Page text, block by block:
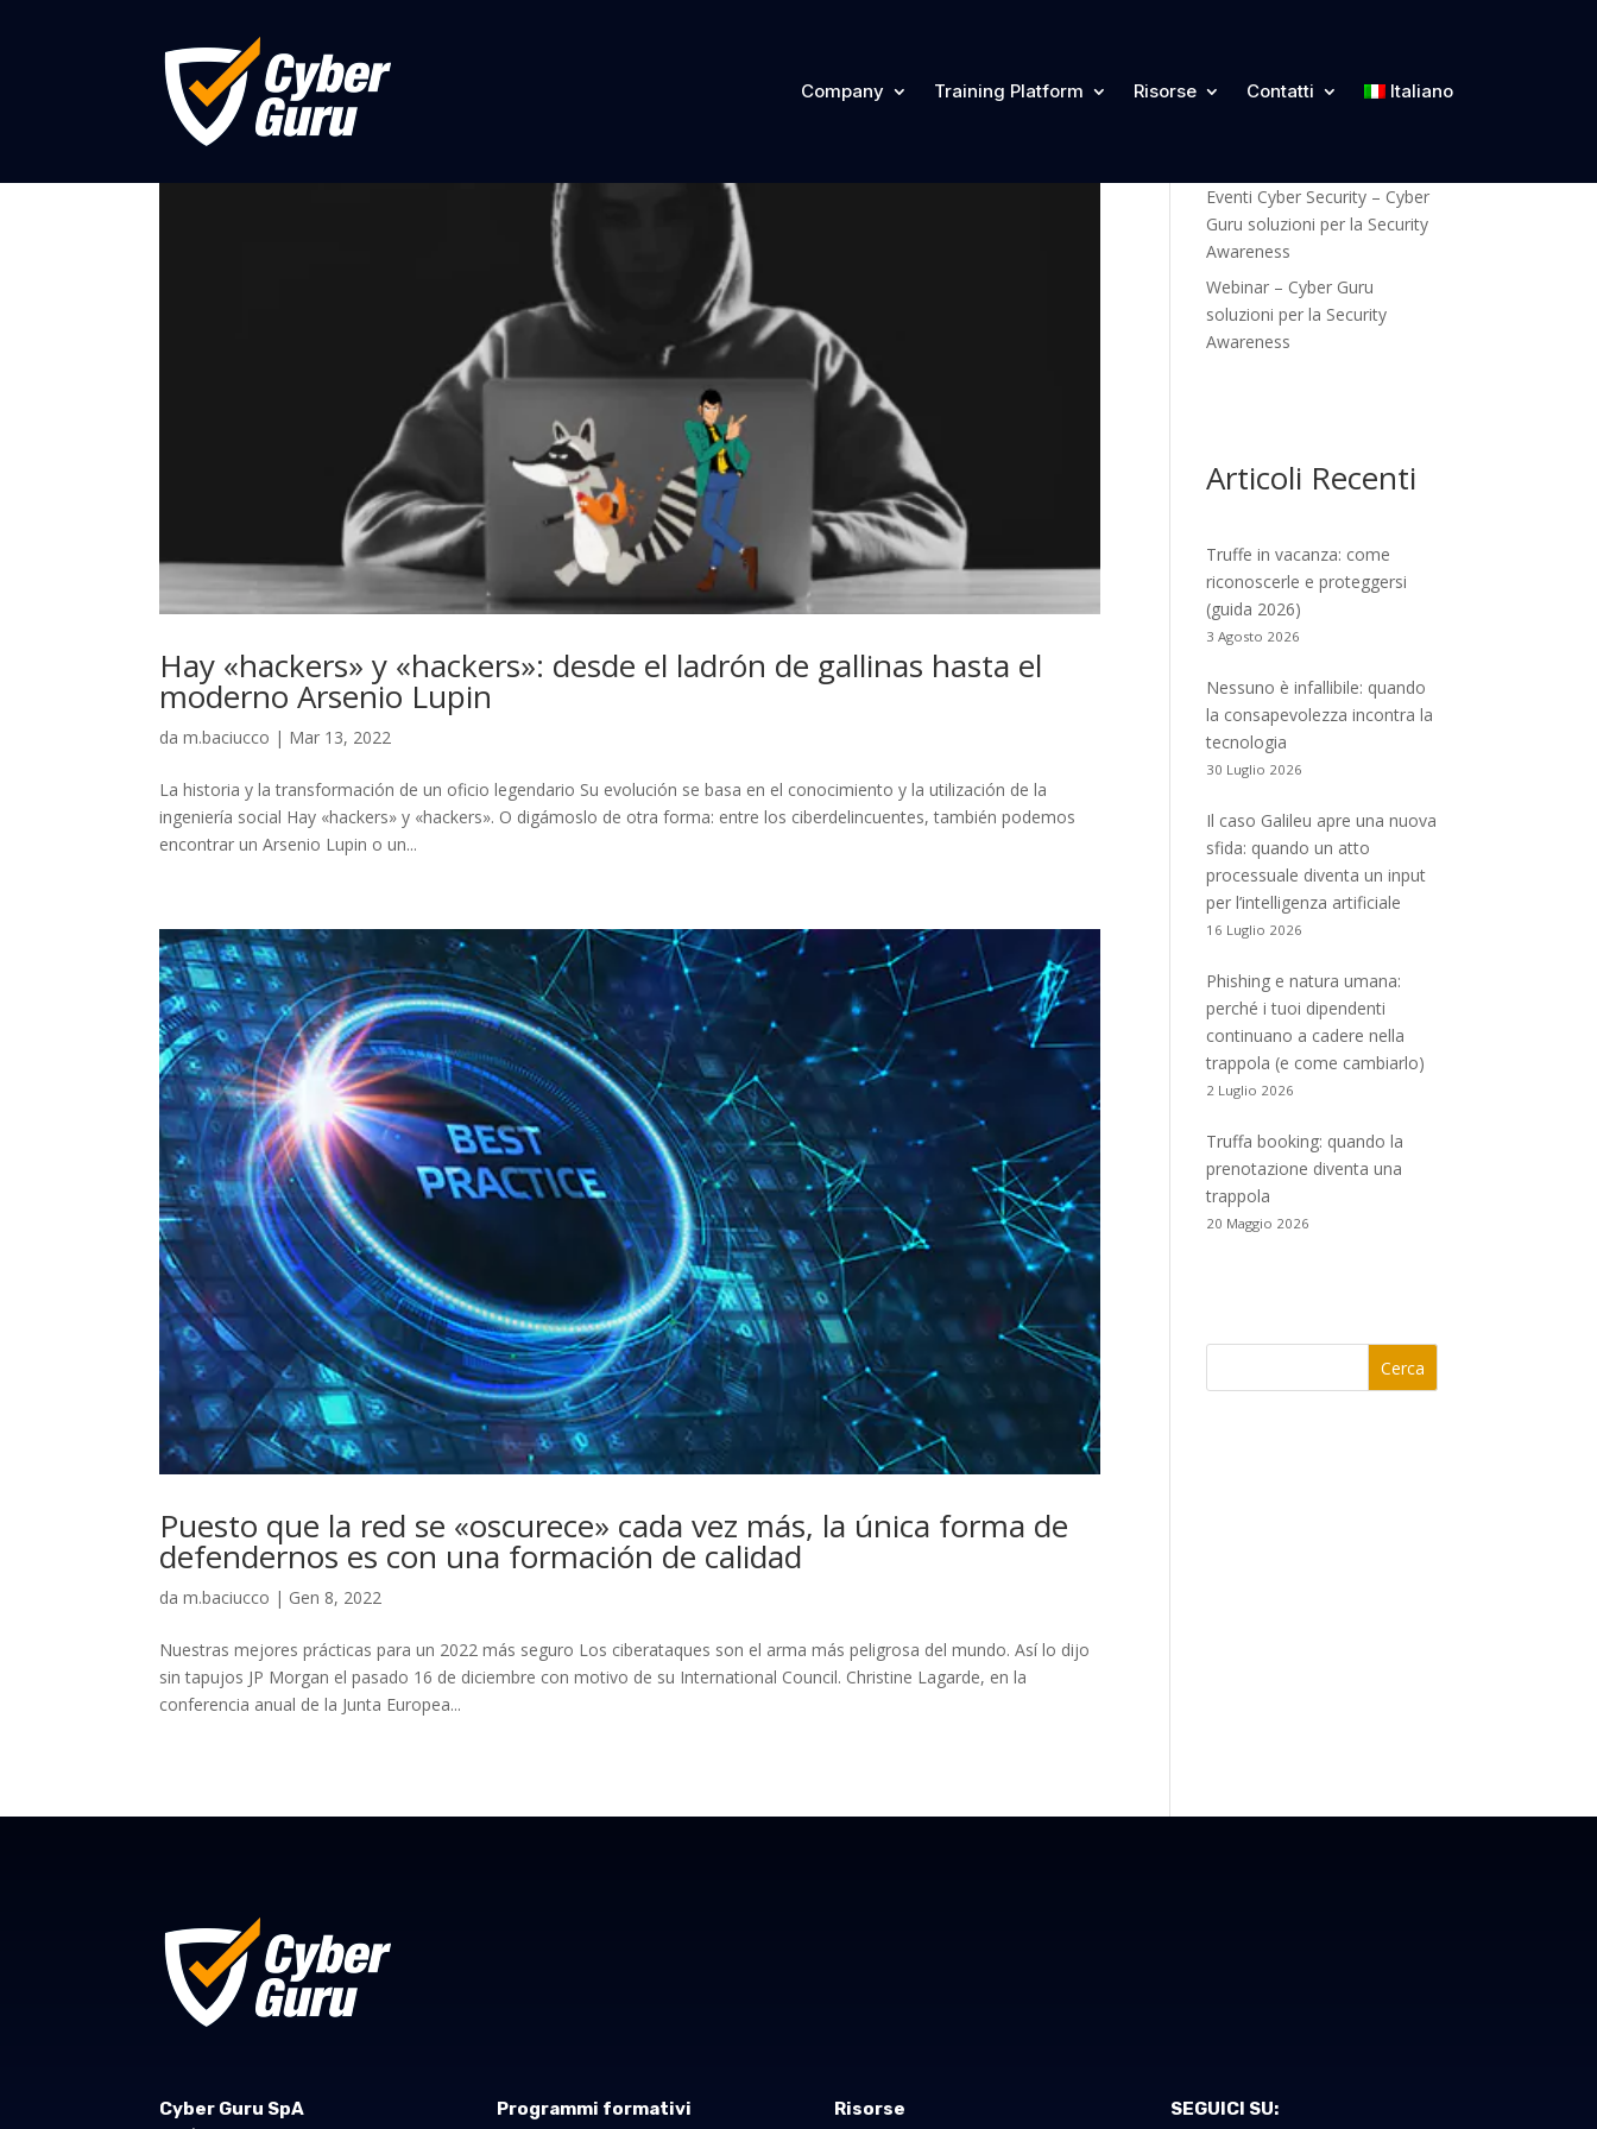
Company Training Platform Risorse Contatti Italiano
Hay «hackers» y «hackers»: desde el ladrón de gallinas hasta el
moderno Arsenio Lupin
dam.baciucco | Mar 13, 2022
La historia y la transformación de un oficio legendario Su evolución se basa en el conocimiento y la utilización de la
ingeniería social Hay «hackers» y «hackers». O digámoslo de otra forma: entre los ciberdelincuentes, también podemos
encontrar un Arsenio Lupin o un...
Puesto que la red se «oscurece» cada vez más, la única forma de
defendernos es con una formación de calidad
dam.baciucco | Gen 8, 2022
Nuestras mejores prácticas para un 2022 más seguro Los ciberataques son el arma más peligrosa del mundo. Así lo dijo
sin tapujos JP Morgan el pasado 16 de diciembre con motivo de su International Council. Christine Lagarde, en la
conferencia anual de la Junta Europea...
Categorie
Eventi Cyber Security – Cyber
Guru soluzioni per la Security
Awareness
Webinar – Cyber Guru
soluzioni per la Security
Awareness
Articoli Recenti
Truffe in vacanza: come
riconoscerle e proteggersi
(guida 2026)
3 Agosto 2026
Nessuno è infallibile: quando
la consapevolezza incontra la
tecnologia
30 Luglio 2026
Il caso Galileu apre una nuova
sfida: quando un atto
processuale diventa un input
per l’intelligenza artificiale
16 Luglio 2026
Phishing e natura umana:
perché i tuoi dipendenti
continuano a cadere nella
trappola (e come cambiarlo)
2 Luglio 2026
Truffa booking: quando la
prenotazione diventa una
trappola
20 Maggio 2026
Cerca
Cyber Guru SpA
Programmi formativi
Risorse
SEGUICI SU: